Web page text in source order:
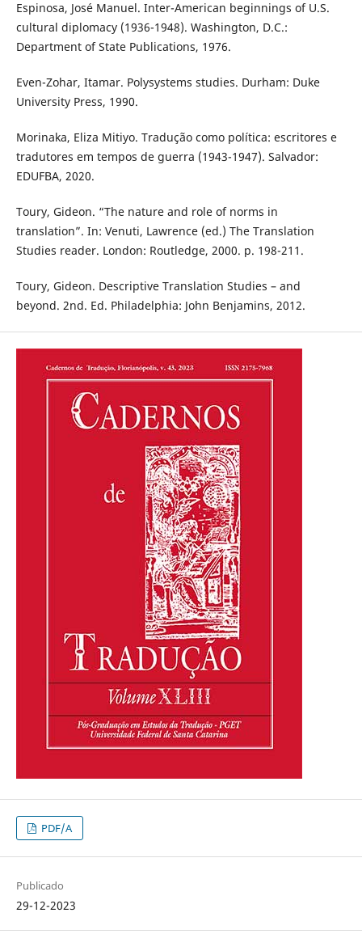
Espinosa, José Manuel. Inter-American beginnings of U.S.
cultural diplomacy (1936-1948). Washington, D.C.:
Department of State Publications, 1976.
Even-Zohar, Itamar. Polysystems studies. Durham: Duke
University Press, 1990.
Morinaka, Eliza Mitiyo. Tradução como política: escritores e
tradutores em tempos de guerra (1943-1947). Salvador:
EDUFBA, 2020.
Toury, Gideon. “The nature and role of norms in
translation”. In: Venuti, Lawrence (ed.) The Translation
Studies reader. London: Routledge, 2000. p. 198-211.
Toury, Gideon. Descriptive Translation Studies – and
beyond. 2nd. Ed. Philadelphia: John Benjamins, 2012.
PDF/A
Publicado
29-12-2023